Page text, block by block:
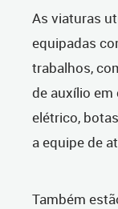
As viaturas
equipadas
trabalhos,
de auxílio
elétrico,
a equipe de
Também